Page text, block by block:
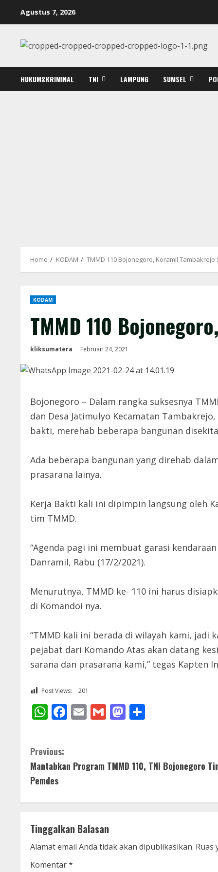
Agustus 7, 2026
HUKUM&KRIMINAL TNI LAMPUNG SUMSEL
Home KODAM TMMD 110 Bojonegoro, Koramil
KODAM
TMMD 110
kliksumatera Februari 24, 2021
Bojonegoro – Dalam rangka suksesnya
dan Desa Jatimulyo Kecamatan
bakti, merehab beberapa bangunan
Ada beberapa bangunan yang direhab
prasarana lainya.
Kerja Bakti kali ini dipimpin langsung oleh
tim TMMD.
“Agenda pagi ini membuat garasi
Danramil, Rabu (17/2/2021).
Menurutnya, TMMD ke- 110 ini harus
di Komandoi nya.
“TMMD kali ini berada di wilayah kami, jadi
pejabat dari Komando Atas akan datang
sarana dan prasarana kami,” tegas Kapten
Post Views: 201
WhatsApp
Facebook
EmailGmailMastodon
C
o
i
n
Previous:
Mantabkan Program TMMD 110, TNI Bojonegoro
Pemdes
Tinggalkan Balasan
Alamat email Anda tidak akan dipublikasikan. Ruas
Komentar*